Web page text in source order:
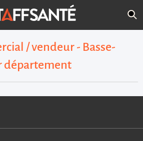
/ vendeur - Basse-
département